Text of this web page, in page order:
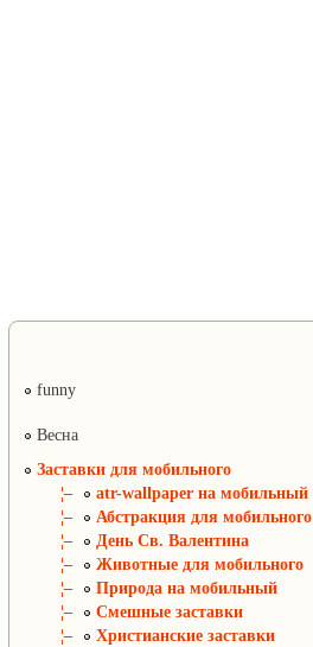
funny
Весна
Заставки для мобильного
¦–
atr-wallpaper на мобильный
¦–
Абстракция для мобильного
¦–
День Св. Валентина
¦–
Животные для мобильного
¦–
Природа на мобильный
¦–
Смешные заставки
¦–
Христианские заставки